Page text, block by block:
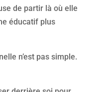
de partir là où elle
éducatif plus
n’est pas simple.